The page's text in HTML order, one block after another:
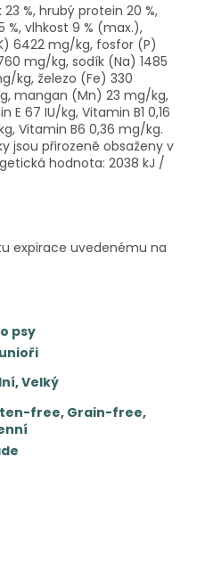
%, hrubý protein 20 %,
%, vlhkost 9 % (max.),
6422 mg/kg, fosfor (P)
mg/kg, sodík (Na) 1485
kg, železo (Fe) 330
mangan (Mn) 23 mg/kg,
67 IU/kg, Vitamin B1 0,16
Vitamin B6 0,36 mg/kg.
jsou přirozeně obsaženy v
hodnota: 2038 kJ /
expirace uvedenému na
psy
,Velký
free, Grain-free,